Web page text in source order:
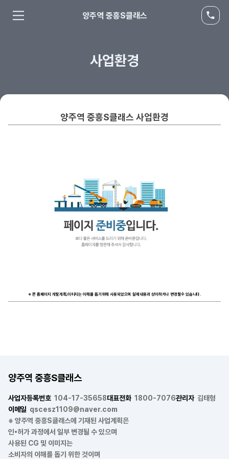
양주역 중흥S클래스
사업환경
양주역 중흥S클래스 사업환경
※ 본 홈페이지 개발계획,이미지는 이해를 돕기위해 사용되었으며 실제내용과 상이하거나 변경될수 있습니다.
양주역 중흥S클래스
사업자등록번호 104-17-35658대표전화 1800-7076관리자 김태형
이메일 qscesz1109@naver.com
※ 양주역 중흥S클래스에 기재된 사업계획은
인•허가 과정에서 일부 변경될 수 있으며
사용된 CG 및 이미지는
소비자의 이해를 돕기 위한 것이며